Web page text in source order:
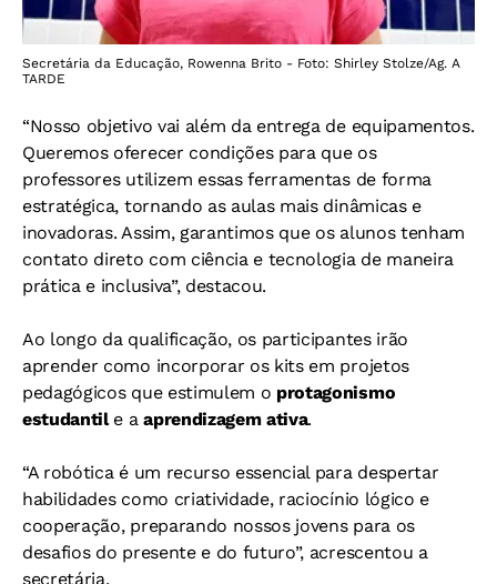
Secretária da Educação, Rowenna Brito - Foto: Shirley Stolze/Ag. A
TARDE
“Nosso objetivo vai além da entrega de equipamentos.
Queremos oferecer condições para que os
professores utilizem essas ferramentas de forma
estratégica, tornando as aulas mais dinâmicas e
inovadoras. Assim, garantimos que os alunos tenham
contato direto com ciência e tecnologia de maneira
prática e inclusiva”, destacou.
Ao longo da qualificação, os participantes irão
aprender como incorporar os kits em projetos
pedagógicos que estimulem o protagonismo
estudantile aaprendizagem ativa.
“A robótica é um recurso essencial para despertar
habilidades como criatividade, raciocínio lógico e
cooperação, preparando nossos jovens para os
desafios do presente e do futuro”, acrescentou a
secretária.